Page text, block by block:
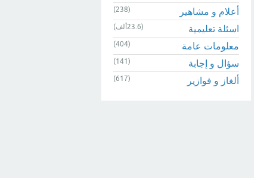
أعلام و مشاهير (238)
اسئلة تعليمية (23.6ألف)
معلومات عامة (404)
سؤال و إجابة (141)
ألغاز و فوازير (617)